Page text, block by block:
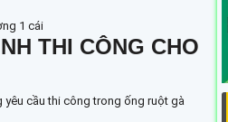
1 cái
THI CÔNG CHO
cầu thi công trong ống ruột gà